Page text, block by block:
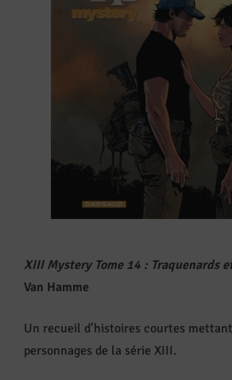
XIII Mystery Tome 14 : Traquenards
Van Hamme
Un recueil d’histoires courtes
personnages de la série XIII.